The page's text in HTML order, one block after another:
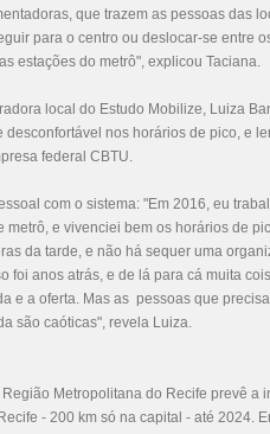
que trazem as pessoas das
para o centro ou deslocar-se entre
estações do metrô", explicou Taciana.
local do Estudo Mobilize, Luiza
desconfortável nos horários de pico, e
federal CBTU.
com o sistema: "Em 2016, eu
metrô, e vivenciei bem os horários de
da tarde, e não há sequer uma
foi anos atrás, e de lá para cá muita
e a oferta. Mas as pessoas que
são caóticas", revela Luiza.
Metropolitana do Recife prevê a
- 200 km só na capital - até 2024.